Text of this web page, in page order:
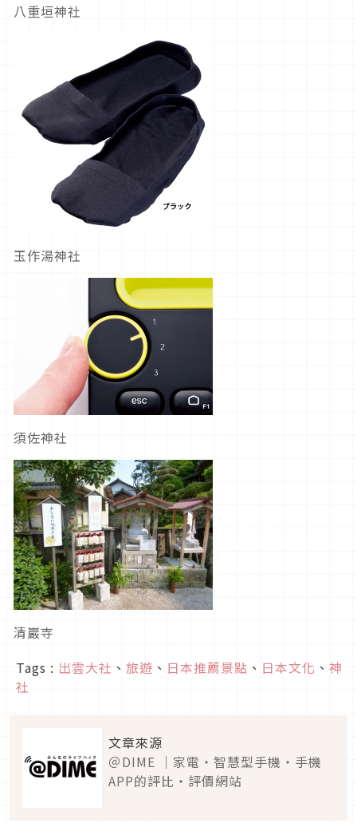
八重垣神社
玉作湯神社
須佐神社
清巖寺
Tags : 出雲大社 、 旅遊 、 日本推薦景點 、 日本文化 、 神
社
文章來源
＠DIME ｜家電・智慧型手機・手機
APP的評比・評價網站